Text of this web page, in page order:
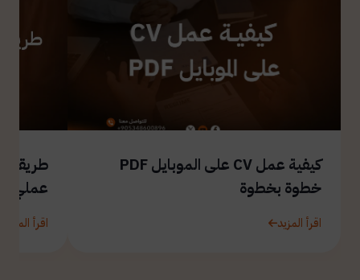
كيفية عمل CV على الموبايل PDF
خطوة بخطوة
اقرأ المزيد
طريقة
عملي
اقرأ المزيد